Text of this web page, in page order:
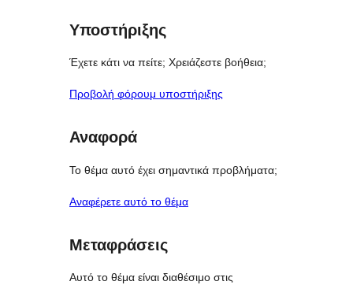
Υποστήριξης
Έχετε κάτι να πείτε; Χρειάζεστε βοήθεια;
Προβολή φόρουμ υποστήριξης
Αναφορά
Το θέμα αυτό έχει σημαντικά προβλήματα;
Αναφέρετε αυτό το θέμα
Μεταφράσεις
Αυτό το θέμα είναι διαθέσιμο στις